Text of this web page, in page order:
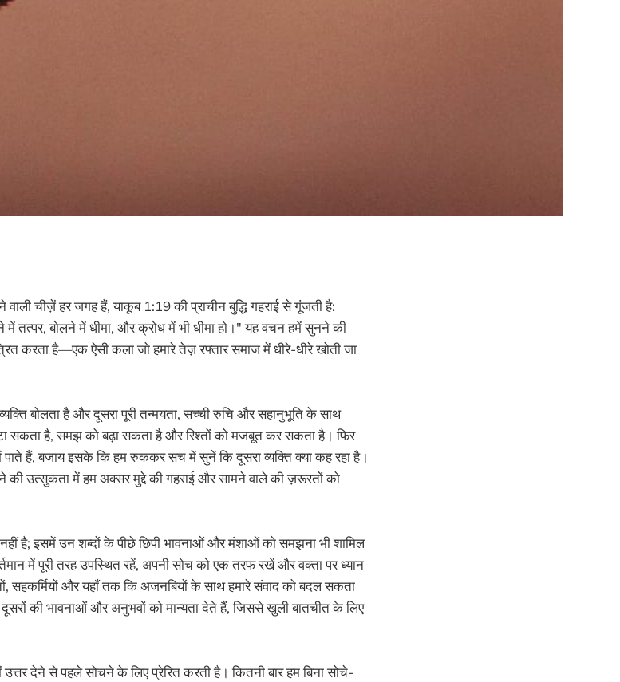
चीज़ें हर जगह हैं, याकूब 1:19 की प्राचीन बुद्धि गहराई से गूंजती है:
में तत्पर, बोलने में धीमा, और क्रोध में भी धीमा हो।" यह वचन हमें सुनने की
करता है—एक ऐसी कला जो हमारे तेज़ रफ्तार समाज में धीरे-धीरे खोती जा
बोलता है और दूसरा पूरी तन्मयता, सच्ची रुचि और सहानुभूति के साथ
सकता है, समझ को बढ़ा सकता है और रिश्तों को मजबूत कर सकता है। फिर
हैं, बजाय इसके कि हम रुककर सच में सुनें कि दूसरा व्यक्ति क्या कह रहा है।
की उत्सुकता में हम अक्सर मुद्दे की गहराई और सामने वाले की ज़रूरतों को
है; इसमें उन शब्दों के पीछे छिपी भावनाओं और मंशाओं को समझना भी शामिल
में पूरी तरह उपस्थित रहें, अपनी सोच को एक तरफ रखें और वक्ता पर ध्यान
सहकर्मियों और यहाँ तक कि अजनबियों के साथ हमारे संवाद को बदल सकता
की भावनाओं और अनुभवों को मान्यता देते हैं, जिससे खुली बातचीत के लिए
देने से पहले सोचने के लिए प्रेरित करती है। कितनी बार हम बिना सोचे-